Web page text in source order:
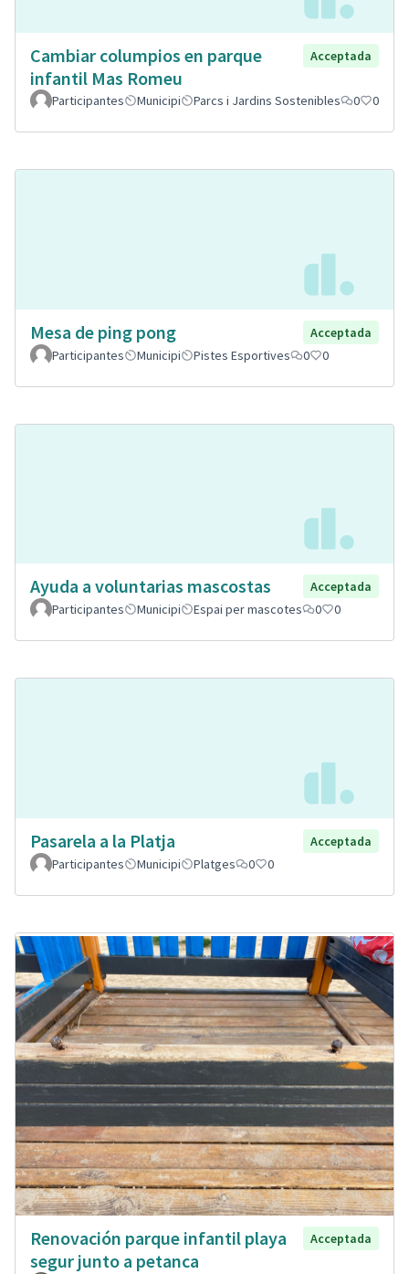
Cambiar columpios en parque
infantil Mas Romeu
Acceptada
Participantes Municipi Parcs i Jardins Sostenibles 0 0
Mesa de ping pong
Acceptada
Participantes
Municipi Pistes Esportives 0 0
Ayuda a voluntarias mascostas
Acceptada
Participantes
Municipi Espai per mascotes 0 0
Pasarela a la Platja
Acceptada
Participantes
Municipi Platges 0 0
Renovación parque infantil playa
segur junto a petanca
Acceptada